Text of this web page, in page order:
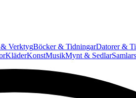
VerktygBöcker & TidningarDatorer &
KläderKonstMusikMynt & Sedlar